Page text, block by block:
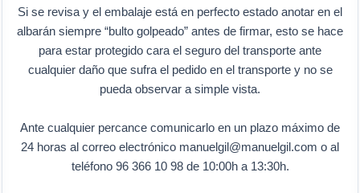
Si se revisa y el embalaje está en perfecto estado anotar en el
albarán siempre “bulto golpeado” antes de firmar, esto se hace
para estar protegido cara el seguro del transporte ante
cualquier daño que sufra el pedido en el transporte y no se
pueda observar a simple vista.
Ante cualquier percance comunicarlo en un plazo máximo de
24 horas al correo electrónico manuelgil@manuelgil.com o al
teléfono 96 366 10 98 de 10:00h a 13:30h.